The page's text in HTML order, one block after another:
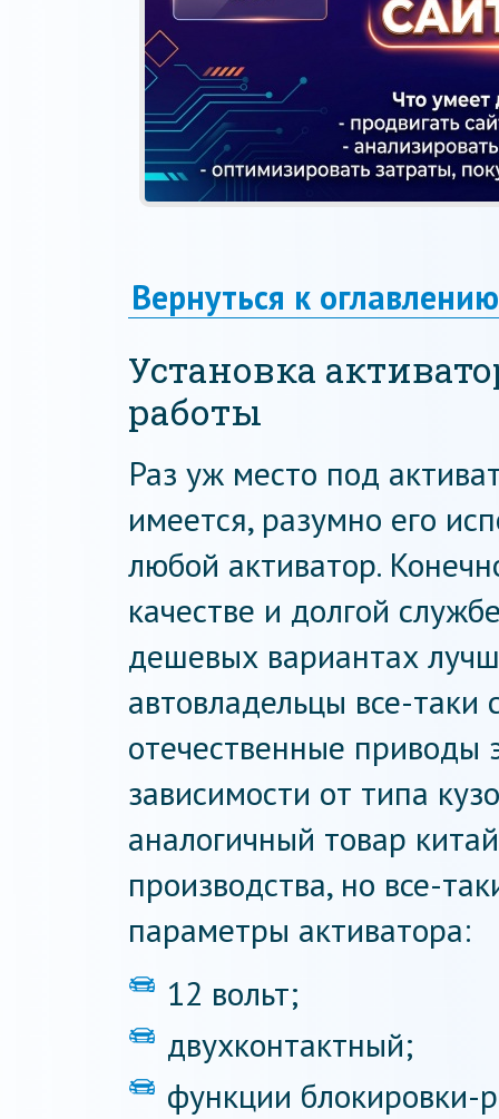
Вернуться к оглавлению
Установка
работы
Раз уж место под
имеется, разумно его
любой активатор.
качестве и долгой
дешевых вариантах
автовладельцы все-таки
отечественные приводы
зависимости от типа
аналогичный товар
производства, но все-
параметры активатора:
12 вольт;
двухконтактный;
функции блокировки-